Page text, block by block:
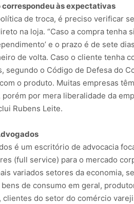
correspondeu às expectativas
de troca, é preciso verificar
na loja. “Caso a compra
e o prazo é de sete
de volta. Caso o cliente tenha
segundo o Código de Defesa do
o produto. Muitas empresas
porém por mera liberalidade da
Rubens Leite.
é um escritório de advocacia
(full service) para o mercado
variados setores da economia,
de consumo em geral,
clientes do setor do comércio